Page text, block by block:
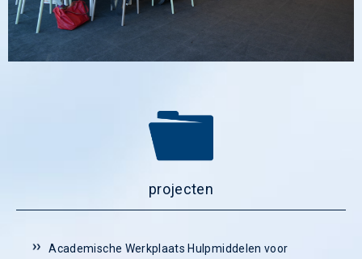
projecten
Academische Werkplaats Hulpmiddelen voor